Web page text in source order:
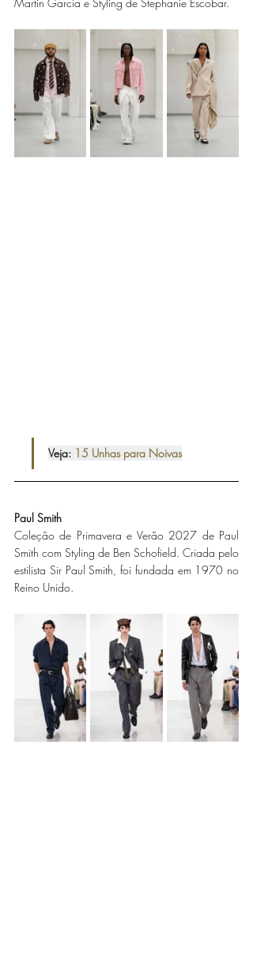
Veja: 15 Unhas para Noivas
Paul Smith
Coleção de Primavera e Verão 2027 de Paul
Smith com Styling de Ben Schofield. Criada pelo
estilista Sir Paul Smith, foi fundada em 1970 no
Reino Unido.